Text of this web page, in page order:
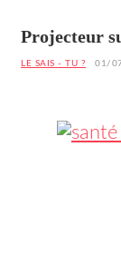
Projecteur
Patrice
LE SAIS - TU ? 01/